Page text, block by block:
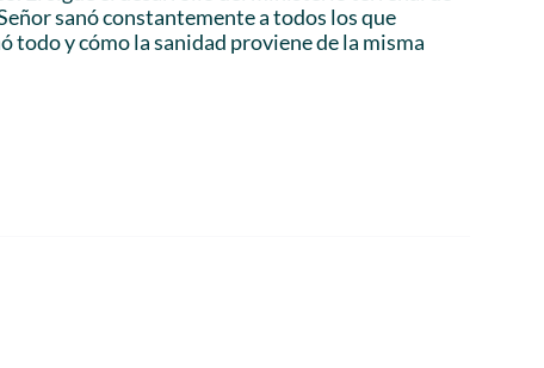
sanó constantemente a todos los que
todo y cómo la sanidad proviene de la misma